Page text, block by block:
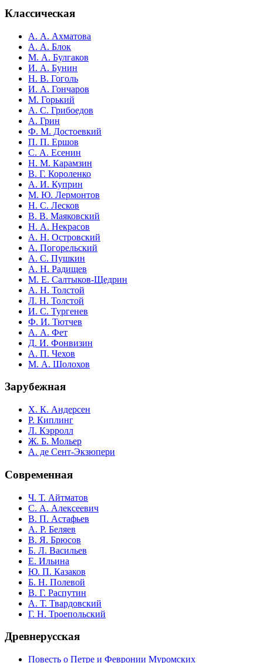
Классическая
А. А. Ахматова
А. А. Блок
М. А. Булгаков
И. А. Бунин
Н. В. Гоголь
И. А. Гончаров
М. Горький
А. С. Грибоедов
А. Грин
Ф. М. Достоевкий
П. П. Ершов
С. А. Есенин
Н. М. Карамзин
В. Г. Короленко
А. И. Куприн
М. Ю. Лермонтов
Н. С. Лесков
В. В. Маяковский
Н. А. Некрасов
А. Н. Островский
А. Погорельский
А. С. Пушкин
А. Н. Радищев
М. Е. Салтыков-Щедрин
А. Н. Толстой
Л. Н. Толстой
И. С. Тургенев
Ф. И. Тютчев
А. А. Фет
Д. И. Фонвизин
А. П. Чехов
М. А. Шолохов
Зарубежная
Х. К. Андерсен
Р. Киплинг
Л. Кэрролл
Ж. Б. Мольер
А. де Сент-Экзюпери
Современная
Ч. Т. Айтматов
С. А. Алексеевич
В. П. Астафьев
А. Р. Беляев
В. Я. Брюсов
Б. Л. Васильев
Е. Ильина
Ю. П. Казаков
Б. Н. Полевой
В. Г. Распутин
А. Т. Твардовский
Г. Н. Троепольский
Древнерусская
Повесть о Петре и Февронии Муромских